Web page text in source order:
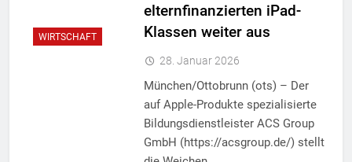
WIRTSCHAFT
elternfinanzierten iPad-
Klassen weiter aus
28. Januar 2026
München/Ottobrunn (ots) – Der
auf Apple-Produkte spezialisierte
Bildungsdienstleister ACS Group
GmbH (https://acsgroup.de/) stellt